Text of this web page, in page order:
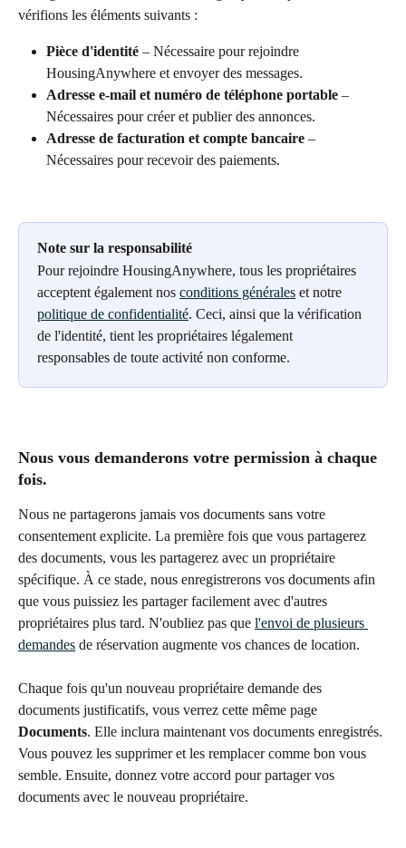
vérifions les éléments suivants :
Pièce d'identité – Nécessaire pour rejoindre
HousingAnywhere et envoyer des messages.
Adresse e-mail et numéro de téléphone portable –
Nécessaires pour créer et publier des annonces.
Adresse de facturation et compte bancaire –
Nécessaires pour recevoir des paiements.
Note sur la responsabilité
Pour rejoindre HousingAnywhere, tous les propriétaires
acceptent également nos conditions générales et notre
politique de confidentialité. Ceci, ainsi que la vérification
de l'identité, tient les propriétaires légalement
responsables de toute activité non conforme.
Nous vous demanderons votre permission à chaque
fois.
Nous ne partagerons jamais vos documents sans votre
consentement explicite. La première fois que vous partagerez
des documents, vous les partagerez avec un propriétaire
spécifique. À ce stade, nous enregistrerons vos documents afin
que vous puissiez les partager facilement avec d'autres
propriétaires plus tard. N'oubliez pas que l'envoi de plusieurs
demandes de réservation augmente vos chances de location.
Chaque fois qu'un nouveau propriétaire demande des
documents justificatifs, vous verrez cette même page
Documents. Elle inclura maintenant vos documents enregistrés.
Vous pouvez les supprimer et les remplacer comme bon vous
semble. Ensuite, donnez votre accord pour partager vos
documents avec le nouveau propriétaire.